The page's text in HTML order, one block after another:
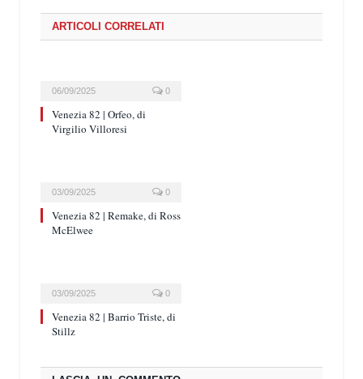
ARTICOLI CORRELATI
06/09/2025 0
Venezia 82 | Orfeo, di
Virgilio Villoresi
03/09/2025 0
Venezia 82 | Remake, di Ross
McElwee
03/09/2025 0
Venezia 82 | Barrio Triste, di
Stillz